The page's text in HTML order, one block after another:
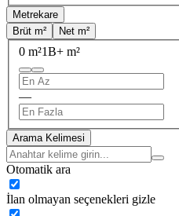
Metrekare
Brüt m²
Net m²
0 m²1B+ m²
—
Arama Kelimesi
Otomatik ara
İlan olmayan seçenekleri gizle